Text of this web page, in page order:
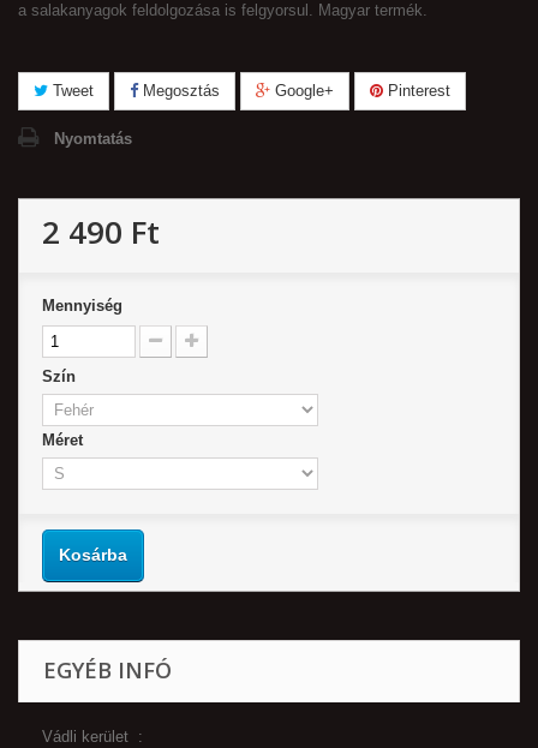
a salakanyagok feldolgozása is felgyorsul. Magyar termék.
Tweet Megosztás Google+ Pinterest
Nyomtatás
2 490 Ft‎
Mennyiség
Szín
Méret
Kosárba
EGYÉB INFÓ
Vádli kerület :